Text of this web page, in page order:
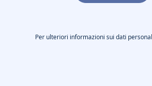
Per ulteriori informazioni sui dati